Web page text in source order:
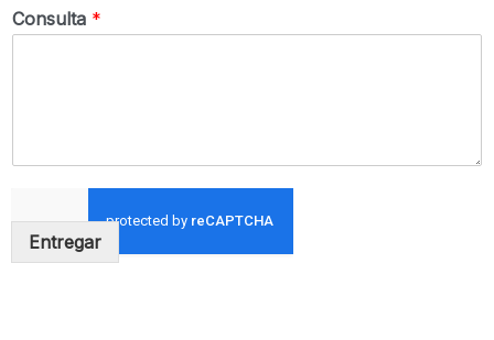
Consulta *
Entregar